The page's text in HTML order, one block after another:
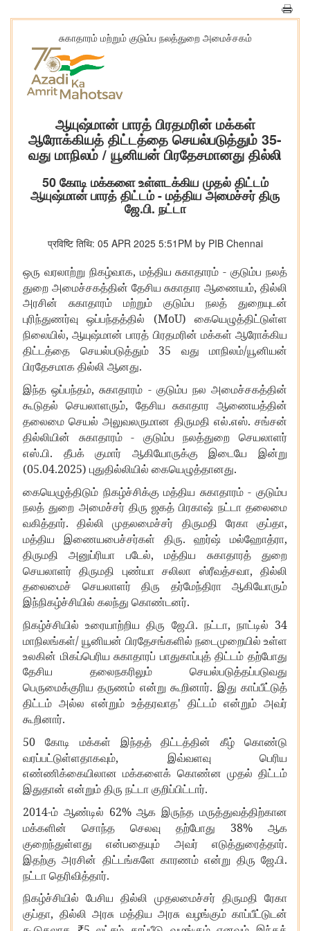
சுகாதாரம் மற்றும் குடும்ப நலத்துறை அமைச்சகம்
ஆயுஷ்மான் பாரத் பிரதமரின் மக்கள்
ஆரோக்கியத் திட்டத்தை செயல்படுத்தும் 35-
வது மாநிலம் / யூனியன் பிரதேசமானது தில்லி
50 கோடி மக்களை உள்ளடக்கிய முதல் திட்டம்
ஆயுஷ்மான் பாரத் திட்டம் - மத்திய அமைச்சர் திரு
ஜே.பி. நட்டா
प्रविष्टि तिथि: 05 APR 2025 5:51PM by PIB Chennai
ஒரு வரலாற்று நிகழ்வாக, மத்திய சுகாதாரம் -குடும்ப நலத்
துறை அமைச்சகத்தின் தேசிய சுகாதார ஆணையம்,தில்லி
அரசின்
சுகாதாரம் மற்றும் குடும்ப நலத்
துறையுடன்
புரிந்துணர்வு
ஒப்பந்தத்தில் (MoU)கையெழுத்திட்டுள்ள
நிலையில்,ஆயுஷ்மான் பாரத் பிரதமரின் மக்கள் ஆரோக்கிய
திட்டத்தை
செயல்படுத்தும்35 வது மாநிலம்/யூனியன்
பிரதேசமாக தில்லி ஆனது.
இந்த ஒப்பந்தம்,சுகாதாரம் - குடும்ப நல அமைச்சகத்தின்
கூடுதல்
செயலாளரும், தேசிய சுகாதார
ஆணையத்தின்
தலைமை செயல் அலுவலருமான திருமதி எல்.எஸ்.சங்சன்
தில்லியின்
சுகாதாரம்- குடும்ப நலத்துறை
செயலாளர்
எஸ்.பி. தீபக் குமார் ஆகியோருக்கு இடையே இன்று
(05.04.2025) புதுதில்லியில் கையெழுத்தானது.
கையெழுத்திடும் நிகழ்ச்சிக்கு மத்திய சுகாதாரம்-குடும்ப
நலத் துறை அமைச்சர் திரு ஜகத் பிரகாஷ் நட்டா தலைமை
வகித்தார்.தில்லி முதலமைச்சர் திருமதி ரேகா குப்தா,
மத்திய இணையபைச்சர்கள் திரு.ஹர்ஷ் மல்ஹோத்ரா,
திருமதி அனுப்ரியா படேல்,மத்திய சுகாதாரத்
துறை
செயலாளர்
திருமதி புண்யா சலிலா ஸ்ரீவத்சவா,தில்லி
தலைமைச்
செயலாளர் திரு தர்மேந்திரா
ஆகியோரும்
இந்நிகழ்ச்சியில் கலந்து கொண்டனர்.
நிகழ்ச்சியில் உரையாற்றிய திரு ஜே.பி. நட்டா, நாட்டில் 34
மாநிலங்கள்/யூனியன் பிரதேசங்களில் நடைமுறையில் உள்ள
உலகின் மிகப்பெரிய சுகாதாரப் பாதுகாப்புத் திட்டம் தற்போது
தேசிய
தலைநகரிலும்
செயல்படுத்தப்படுவது
பெருமைக்குரிய தருணம் என்று கூறினார். இது காப்பீட்டுத்
திட்டம் அல்ல என்றும் உத்தரவாத' திட்டம் என்றும் அவர்
கூறினார்.
50
கோடி மக்கள் இந்தத் திட்டத்தின் கீழ்
கொண்டு
வரப்பட்டுள்ளதாகவும், இவ்வளவு
பெரிய
எண்ணிக்கையிலான மக்களைக் கொண்ன முதல் திட்டம்
இதுதான் என்றும் திரு நட்டா குறிப்பிட்டார்.
2014-ம் ஆண்டில் 62%ஆக இருந்த மருத்துவத்திற்கான
மக்களின்
சொந்த செலவு தற்போது 38%
ஆக
குறைந்துள்ளது
என்பதையும் அவர் எடுத்துரைத்தார்.
இதற்கு அரசின் திட்டங்களே காரணம் என்று திரு ஜே.பி.
நட்டா தெரிவித்தார்.
நிகழ்ச்சியில் பேசிய தில்லி முதலமைச்சர் திருமதி
ரேகா
குப்தா, தில்லி அரசு மத்திய அரசு வழங்கும் காப்பீட்டுடன்